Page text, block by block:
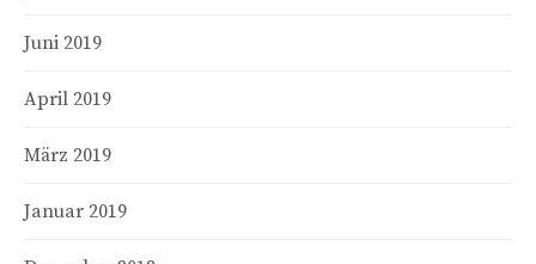
Juni 2019
April 2019
März 2019
Januar 2019